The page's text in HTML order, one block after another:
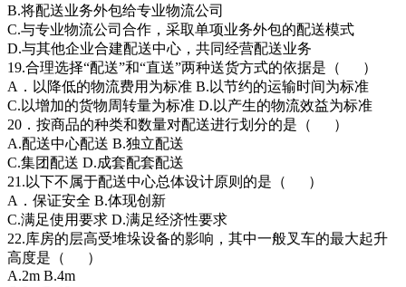
B.将配送业务外包给专业物流公司
C.与专业物流公司合作，采取单项业务外包的配送模式
D.与其他企业合建配送中心，共同经营配送业务
19.合理选择“配送”和“直送”两种送货方式的依据是（ ）
A．以降低的物流费用为标准 B.以节约的运输时间为标准
C.以增加的货物周转量为标准 D.以产生的物流效益为标准
20．按商品的种类和数量对配送进行划分的是（ ）
A.配送中心配送 B.独立配送
C.集团配送 D.成套配套配送
21.以下不属于配送中心总体设计原则的是（ ）
A．保证安全 B.体现创新
C.满足使用要求 D.满足经济性要求
22.库房的层高受堆垛设备的影响，其中一般叉车的最大起升
高度是（ ）
A.2m B.4m